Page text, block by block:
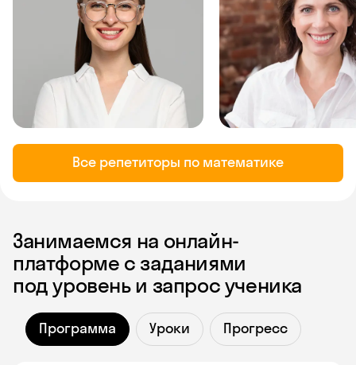
Все репетиторы по математике
Занимаемся на онлайн-
платформе с заданиями
под уровень и запрос ученика
Программа Уроки Прогресс